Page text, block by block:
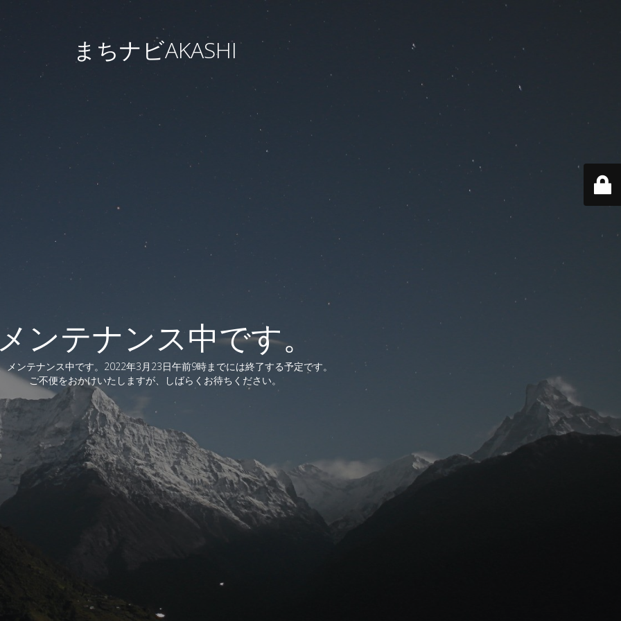
まちナビAKASHI
ンテナンス中です。
メンテナンス中です。2022年3月23日午前9時までには終了する予定です。
ご不便をおかけいたしますが、しばらくお待ちください。